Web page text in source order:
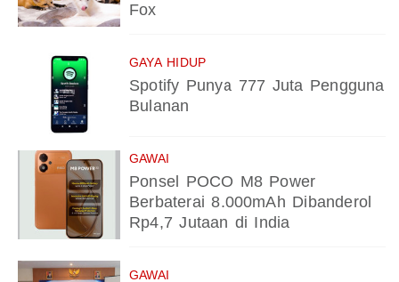
Fox
GAYA HIDUP
Spotify Punya 777 Juta Pengguna
Bulanan
GAWAI
Ponsel POCO M8 Power
Berbaterai 8.000mAh Dibanderol
Rp4,7 Jutaan di India
GAWAI